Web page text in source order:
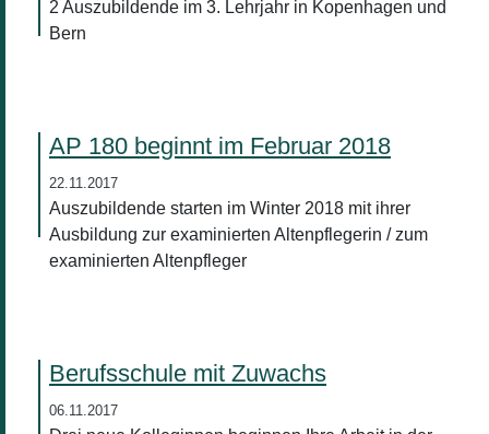
2 Auszubildende im 3. Lehrjahr in Kopenhagen und
Bern
AP 180 beginnt im Februar 2018
22.11.2017
Auszubildende starten im Winter 2018 mit ihrer
Ausbildung zur examinierten Altenpflegerin / zum
examinierten Altenpfleger
Berufsschule mit Zuwachs
06.11.2017